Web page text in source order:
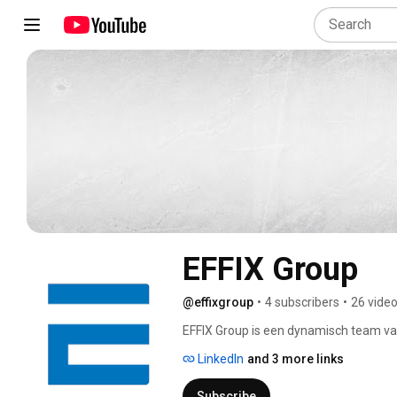
EFFIX Group
@effixgroup • 4 subscribers • 26
EFFIX Group is een dynamisch team
voelen en te handelen. Onze prioriteit
onder meer te ontzorgen op het vlak
LinkedIn and 3 more links